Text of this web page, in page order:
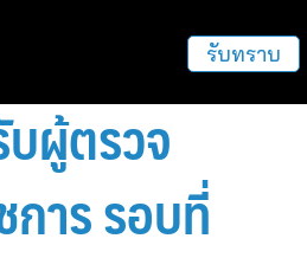
ผู้ตรวจ
าร รอบที่
รับทราบ